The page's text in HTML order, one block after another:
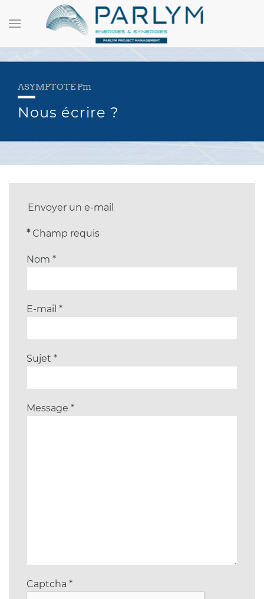
ASYMPTOTE Pm
Nous écrire ?
Envoyer un e-mail
*Champ requis
Nom *
E-mail *
Sujet *
Message *
Captcha *